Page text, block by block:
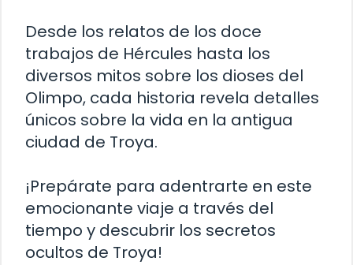
Desde los relatos de los doce
trabajos de Hércules hasta los
diversos mitos sobre los dioses del
Olimpo, cada historia revela detalles
únicos sobre la vida en la antigua
ciudad de Troya.
¡Prepárate para adentrarte en este
emocionante viaje a través del
tiempo y descubrir los secretos
ocultos de Troya!